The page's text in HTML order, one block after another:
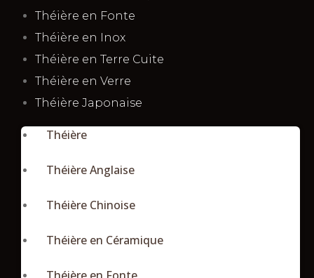
Théière en Fonte
Théière en Inox
Théière en Terre Cuite
Théière en Verre
Théière Japonaise
Théière
Théière Anglaise
Théière Chinoise
Théière en Céramique